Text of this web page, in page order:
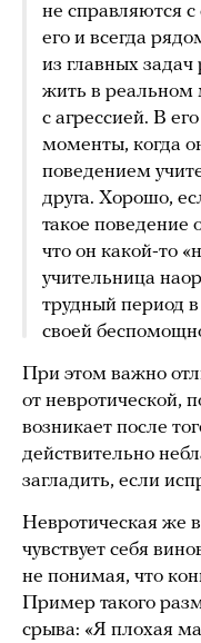
не справляются
его и всегда
из главных
жить в реальном
с агрессией. В
моменты, когда
поведением
друга. Хорошо,
такое поведение
что он какой-то
учительница
трудный период
своей
При этом важно
от невротической,
возникает после
действительно
загладить, если
Невротическая же
чувствует себя
не понимая, что
Пример такого
срыва: «Я плохая